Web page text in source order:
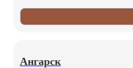
Ангарск